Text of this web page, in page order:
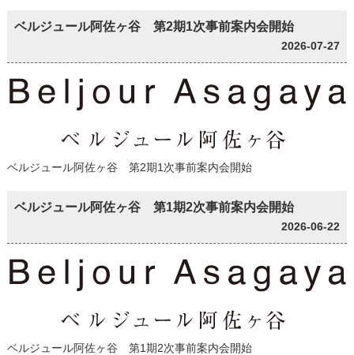
ベルジュール阿佐ヶ谷 第2期1次事前案内会開始
2026-07-27
ベルジュール阿佐ヶ谷 第2期1次事前案内会開始
ベルジュール阿佐ヶ谷 第1期2次事前案内会開始
2026-06-22
ベルジュール阿佐ヶ谷 第1期2次事前案内会開始